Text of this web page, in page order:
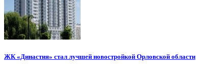
ЖК «Династия» стал лучшей новостройкой Орловской области